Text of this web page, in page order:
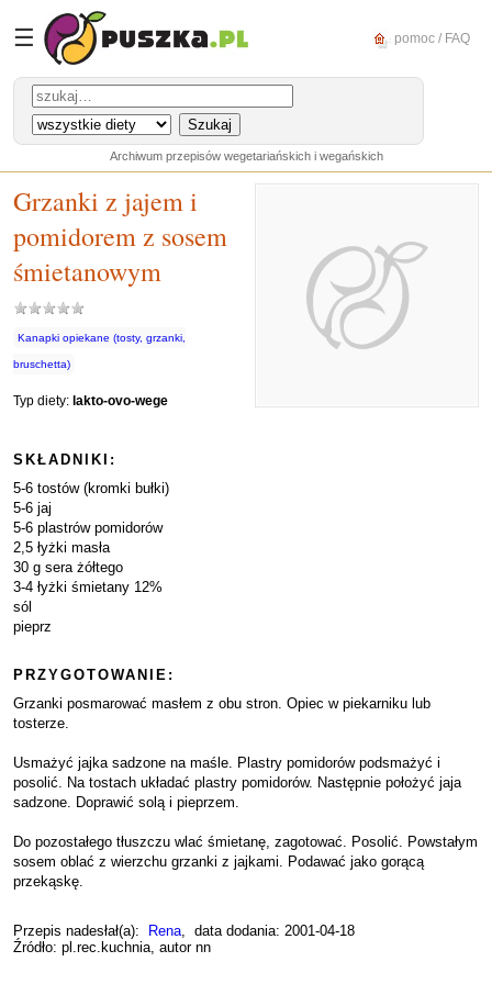
☰ pomoc / FAQ
Archiwum przepisów wegetariańskich i wegańskich
Grzanki z jajem i
pomidorem z sosem
śmietanowym
Kanapki opiekane (tosty, grzanki,
bruschetta)
Typ diety: lakto-ovo-wege
SKŁADNIKI:
5-6 tostów (kromki bułki)
5-6 jaj
5-6 plastrów pomidorów
2,5 łyżki masła
30 g sera żółtego
3-4 łyżki śmietany 12%
sól
pieprz
PRZYGOTOWANIE:
Grzanki posmarować masłem z obu stron. Opiec w piekarniku lub
tosterze.
Usmażyć jajka sadzone na maśle. Plastry pomidorów podsmażyć i
posolić. Na tostach układać plastry pomidorów. Następnie położyć jaja
sadzone. Doprawić solą i pieprzem.
Do pozostałego tłuszczu wlać śmietanę, zagotować. Posolić. Powstałym
sosem oblać z wierzchu grzanki z jajkami. Podawać jako gorącą
przekąskę.
Przepis nadesłał(a): Rena, data dodania: 2001-04-18
Źródło: pl.rec.kuchnia, autor nn